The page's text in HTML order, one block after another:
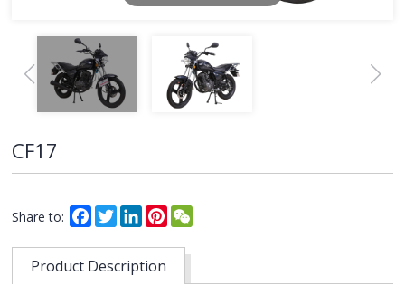
CF17
Share to: Facebook
TwitterLinkedInPinterest
Product Description